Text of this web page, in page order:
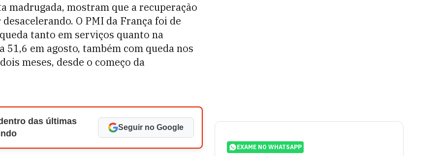
madrugada, mostram que a recuperação
O PMI da França foi de
tanto em serviços quanto na
em agosto, também com queda nos
meses, desde o começo da
das últimas
Seguir no Google
EXAME NO WHATSAPP